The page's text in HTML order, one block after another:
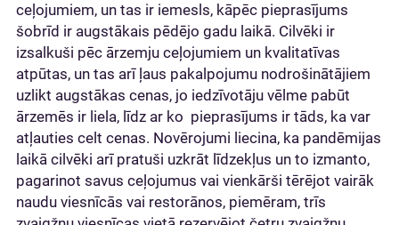
ceļojumiem, un tas ir iemesls, kāpēc pieprasījums
šobrīd ir augstākais pēdējo gadu laikā. Cilvēki ir
izsalkuši pēc ārzemju ceļojumiem un kvalitatīvas
atpūtas, un tas arī ļaus pakalpojumu nodrošinātājiem
uzlikt augstākas cenas, jo iedzīvotāju vēlme pabūt
ārzemēs ir liela, līdz ar ko pieprasījums ir tāds, ka var
atļauties celt cenas. Novērojumi liecina, ka pandēmijas
laikā cilvēki arī pratuši uzkrāt līdzekļus un to izmanto,
pagarinot savus ceļojumus vai vienkārši tērējot vairāk
naudu viesnīcās vai restorānos, piemēram, trīs